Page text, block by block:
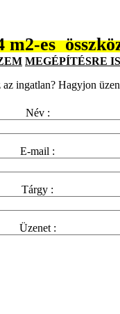
m2-es
MEGÉPÍTÉSRE
ingatlan? Hagyjon
Név :
E-mail :
Tárgy :
Üzenet :